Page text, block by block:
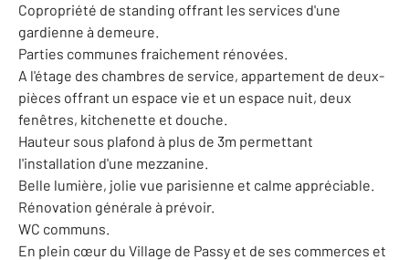
Copropriété de standing offrant les services d'une
gardienne à demeure.
Parties communes fraichement rénovées.
A l'étage des chambres de service, appartement de deux-
pièces offrant un espace vie et un espace nuit, deux
fenêtres, kitchenette et douche.
Hauteur sous plafond à plus de 3m permettant
l'installation d'une mezzanine.
Belle lumière, jolie vue parisienne et calme appréciable.
Rénovation générale à prévoir.
WC communs.
En plein cœur du Village de Passy et de ses commerces et